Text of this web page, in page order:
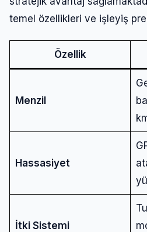
temel özellikleri ve işleyiş
Özellik
Menzil
Hassasiyet
İtki Sistemi